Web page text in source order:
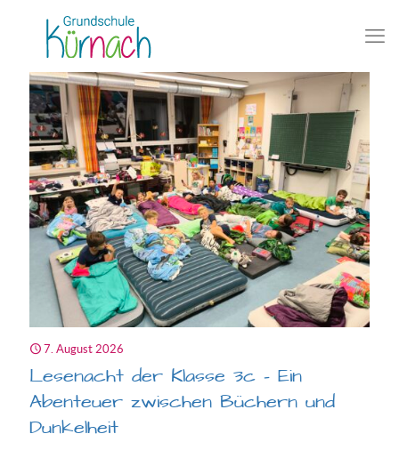
7. August 2026
Lesenacht der Klasse 3c – Ein
Abenteuer zwischen Büchern und
Dunkelheit